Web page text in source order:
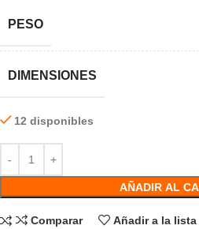
PESO
DIMENSIONES
12 disponibles
AÑADIR AL
Comparar Añadir a la lista